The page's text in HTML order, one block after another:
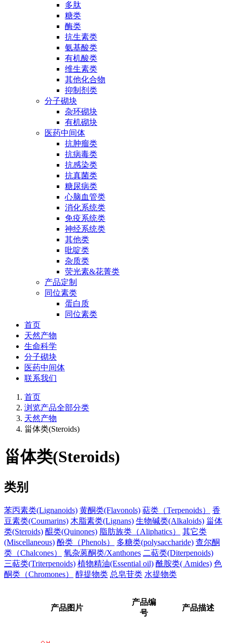
多肽
糖类
酶类
抗生素类
氨基酸类
有机酸类
维生素类
其他化合物
抑制剂类
分子砌块
杂环砌块
有机砌块
医药中间体
抗肿瘤类
抗病毒类
抗感染类
抗真菌类
糖尿病类
心脑血管类
消化系统类
免疫系统类
神经系统类
其他类
吡啶类
杂质类
荧光素&花菁类
产品定制
同位素类
蛋白质
同位素类
首页
天然产物
生命科学
分子砌块
医药中间体
联系我们
首页
浏览产品全部分类
天然产物
甾体类(Steroids)
甾体类(Steroids)
类别
苯丙素类(Lignanoids) 黄酮类(Flavonols) 萜类（Terpenoids）
香
豆素类(Coumarins) 木脂素类(Lignans) 生物碱类(Alkaloids) 甾体
类(Steroids) 醌类(Quinones) 脂肪族类（Aliphatics）
其它类
(Miscellaneous) 酚类（Phenols） 多糖类(polysaccharide) 查尔酮
类（Chalcones）
氧杂蒽酮类/Xanthones 二萜类(Diterpenoids)
三萜类(Triterpenoids) 植物精油(Essential oil) 酰胺类( Amides) 色
酮类（Chromones）
醇提物类 总皂苷类 水提物类
产品图片
产品编
号
产品描述